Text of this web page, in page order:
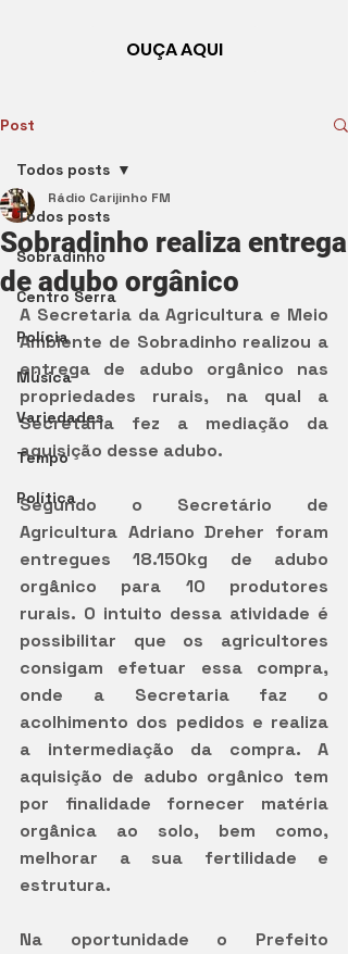
OUÇA AQUI
Post
Todos posts
Sobradinho
Centro Serra
Polícia
Música
Variedades
Tempo
Política
Todos posts
Sobradinho realiza entrega
de adubo orgânico
Rádio Carijinho FM
A Secretaria da Agricultura e Meio
Ambiente de Sobradinho realizou a
entrega de adubo orgânico nas
propriedades rurais, na qual a
Secretaria fez a mediação da
aquisição desse adubo.
Segundo o Secretário de
Agricultura Adriano Dreher foram
entregues 18.150kg de adubo
orgânico para 10 produtores
rurais. O intuito dessa atividade é
possibilitar que os agricultores
consigam efetuar essa compra,
onde a Secretaria faz o
acolhimento dos pedidos e realiza
a intermediação da compra. A
aquisição de adubo orgânico tem
por finalidade fornecer matéria
orgânica ao solo, bem como,
melhorar a sua fertilidade e
estrutura.
Na oportunidade o Prefeito